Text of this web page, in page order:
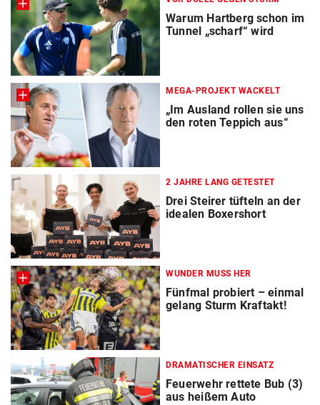
Warum Hartberg schon im
Tunnel „scharf“ wird
MEGA-PROJEKT WACKELT
„Im Ausland rollen sie uns
den roten Teppich aus“
2 JAHRE LANG GETESTET
Drei Steirer tüfteln an der
idealen Boxershort
WUNDER MUSS HER
Fünfmal probiert – einmal
gelang Sturm Kraftakt!
DRAMATISCHER EINSATZ
Feuerwehr rettete Bub (3)
aus heißem Auto